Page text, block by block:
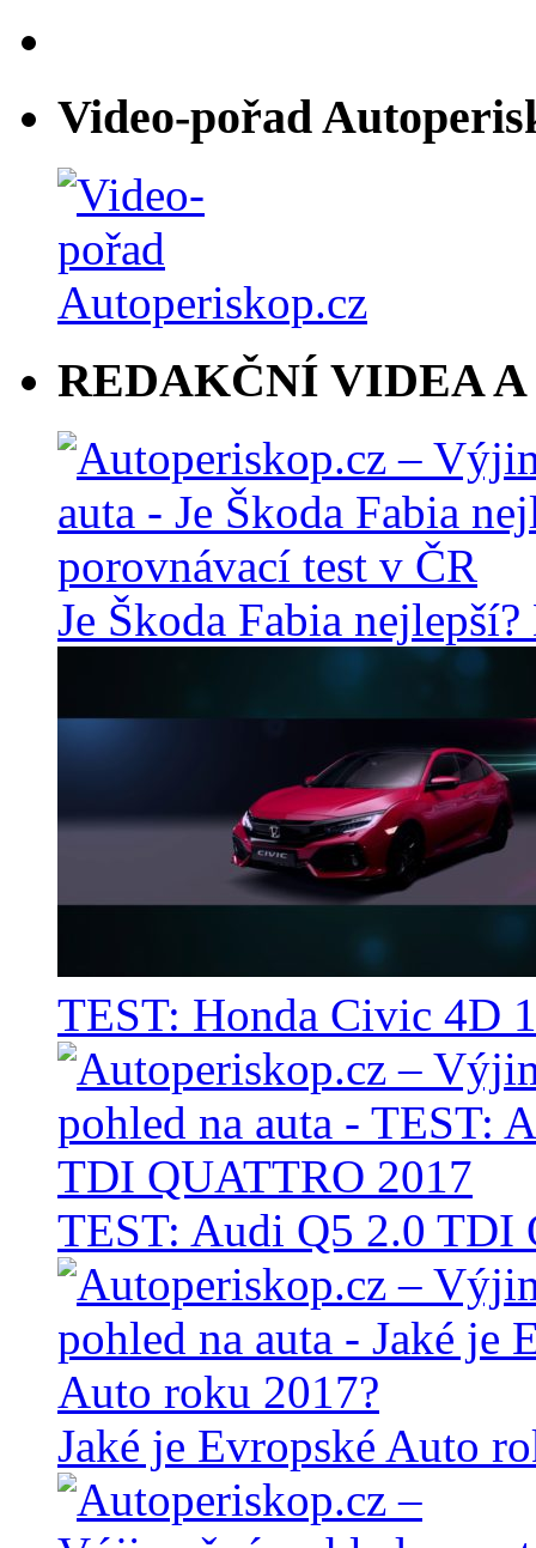
Video-pořad
REDAKČNÍ VIDEA A
Je Škoda Fabia
TEST: Honda Civic 4D
TEST: Audi Q5 2.0 TDI
Jaké je Evropské Auto